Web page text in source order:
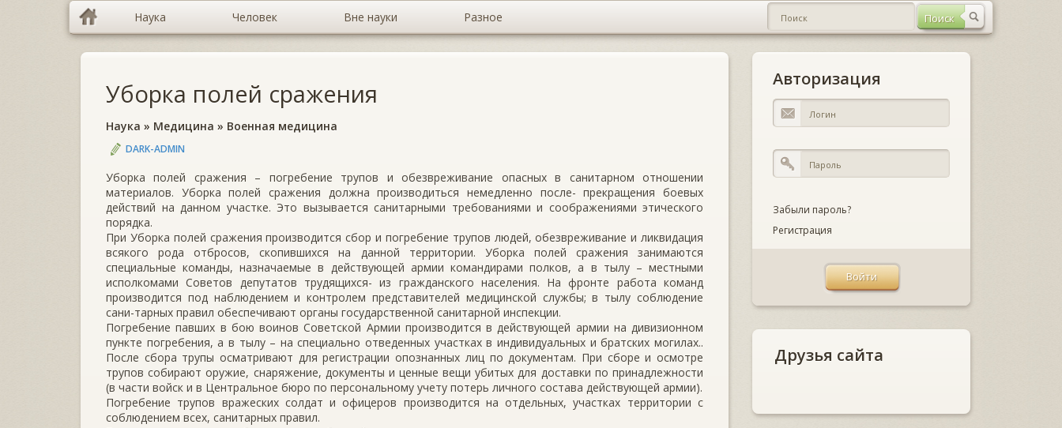
Наука Человек Вне науки Разное
Уборка полей сражения
Наука » Медицина » Военная медицина
DARK-ADMIN
Уборка полей сражения – погребение трупов и обезвреживание опасных в санитарном отношении
материалов. Уборка полей сражения должна производиться немедленно после- прекращения боевых
действий на данном участке. Это вызывается санитарными требованиями и соображениями этического
порядка.
При Уборка полей сражения производится сбор и погребение трупов людей, обезвреживание и ликвидация
всякого рода отбросов, скопившихся на данной территории. Уборка полей сражения занимаются
специальные команды, назначаемые в действующей армии командирами полков, а в тылу – местными
исполкомами Советов депутатов трудящихся- из гражданского населения. На фронте работа команд
производится под наблюдением и контролем представителей медицинской службы; в тылу соблюдение
сани-тарных правил обеспечивают органы государственной санитарной инспекции.
Погребение павших в бою воинов Советской Армии производится в действующей армии на дивизионном
пункте погребения, а в тылу – на специально отведенных участках в индивидуальных и братских могилах..
После сбора трупы осматривают для регистрации опознанных лиц по документам. При сборе и осмотре
трупов собирают оружие, снаряжение, документы и ценные вещи убитых для доставки по принадлежности
(в части войск и в Центральное бюро по персональному учету потерь личного состава действующей армии).
Погребение трупов вражеских солдат и офицеров производится на отдельных, участках территории с
соблюдением всех, санитарных правил.
Авторизация
Забыли пароль?
Регистрация
Друзья сайта